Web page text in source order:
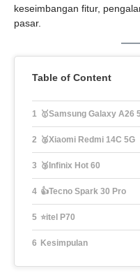
keseimbangan fitur,
pasar.
Table of Content
🥇Samsung Galaxy A26
🥈Xiaomi Redmi 14C 5G
🥉Infinix Hot 60
👍Tecno Spark 30 Pro
⭐itel P70
Kesimpulan